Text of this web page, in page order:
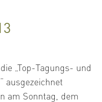
„Top-Tagungs- und
ausgezeichnet
am Sonntag, dem